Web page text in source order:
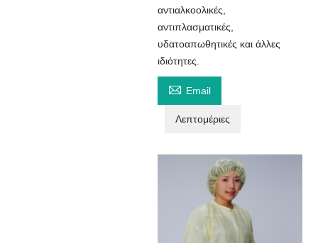
αντιαλκοολικές,
αντιπλασματικές,
υδατοαπωθητικές και άλλες
ιδιότητες.
 Email
Λεπτομέριες